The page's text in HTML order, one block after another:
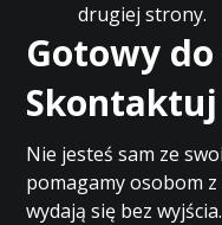
drugiej strony.
Gotowy do
Nie jesteś sam ze
pomagamy osobom
wydają się bez